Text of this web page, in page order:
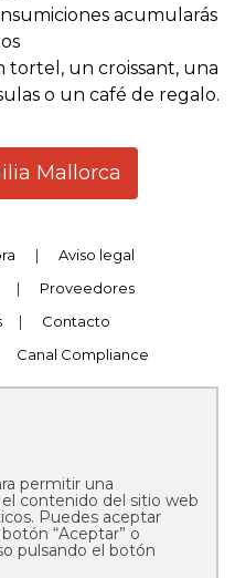
acumularás
tortel, un croissant, una
o un café de regalo.
Mallorca
|
Aviso legal
|
Proveedores
|
Contacto
Canal Compliance
Mallorca
permitir una
contenido del sitio web
Puedes aceptar
“Aceptar” o
pulsando el botón